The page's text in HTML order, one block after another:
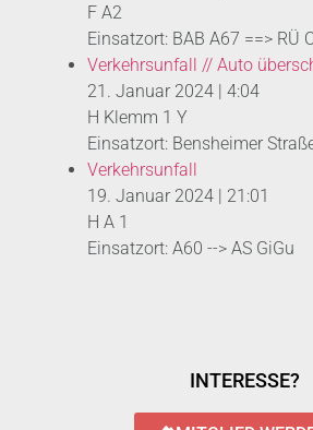
F A2
Einsatzort: BAB A67 ==> RÜ
Verkehrsunfall // Auto
21. Januar 2024 | 4:04
H Klemm 1 Y
Einsatzort: Bensheimer
Verkehrsunfall
19. Januar 2024 | 21:01
H A 1
Einsatzort: A60 --> AS GiGu
INTERESSE?